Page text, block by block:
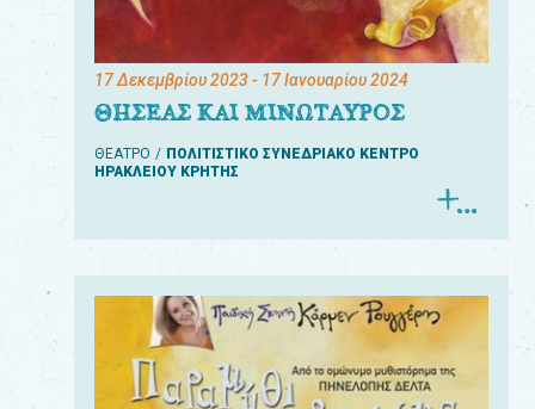
17 Δεκεμβρίου 2023- 17 Ιανουαρίου 2024
ΘΗΣΕΑΣ ΚΑΙ ΜΙΝΩΤΑΥΡΟΣ
ΘΕΑΤΡΟ
ΠΟΛΙΤΙΣΤΙΚΟ ΣΥΝΕΔΡΙΑΚΟ ΚΕΝΤΡΟ
ΗΡΑΚΛΕΙΟΥ ΚΡΗΤΗΣ